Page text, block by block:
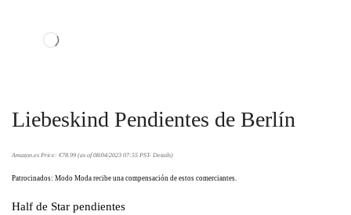
Liebeskind Pendientes de Berlín
Amazon.es Price: €78.99 (as of 08/04/2023 07:55 PST- Details)
Patrocinados: Modo Moda recibe una compensación de estos comerciantes.
Half de Star pendientes